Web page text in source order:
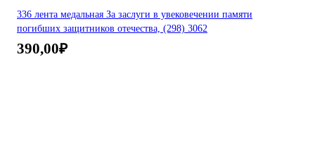
336 лента медальная За заслуги в увековечении памяти
погибших защитников отечества, (298) 3062
390,00₽